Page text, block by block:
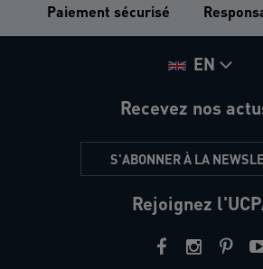
Paiement sécurisé
EN
Recevez nos
S'ABONNER À LA
Rejoignez